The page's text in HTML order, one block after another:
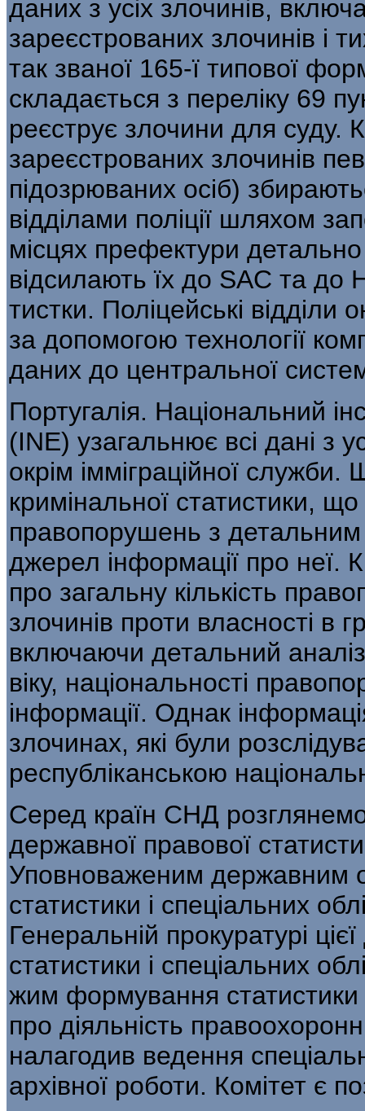
даних з усіх злочинів,
зареєстрованих злочинів і
так званої 165-ї типової
складається з переліку 69
реєструє злочини для суду.
зареєстро­ваних злочинів
підозрюваних осіб)
відділами поліції шляхом
місцях префектури
відсилають їх до SAC та до
тистки. Поліцейські
за допо­могою технології
даних до централь­ної
Португалія. Національний
(INE) узагальнює всі дані з
окрім імміграційної
кримінальної статистики,
правопорушень з детальним
джерел інформації про неї.
про загальну кількість
злочинів проти власності в
включаючи деталь­ний
віку, національності
інформації. Однак
злочинах, які були
республіканською
Серед країн СНД розглянемо
державної правової
Уповноваженим дер­жавним
статистики і спеціальних
Генеральній прокуратурі
статистики і спеціальних
жим формування статистики
про ді­яльність
налагодив ведення
архівної роботи. Комітет є